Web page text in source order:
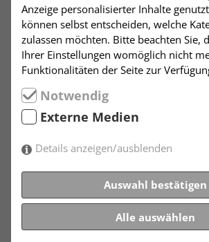
Anzeige personalisierter Inhalte
können selbst entscheiden, welche
zulassen möchten. Bitte beachten Sie,
Ihrer Einstellungen womöglich nicht
Funktionalitäten der Seite zur
Notwendig
Externe Medien
Details anzeigen/ausblenden
Auswahl bestätigen
Alle auswählen